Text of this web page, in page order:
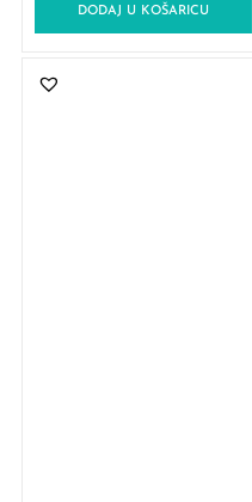
DODAJ U KOŠARICU